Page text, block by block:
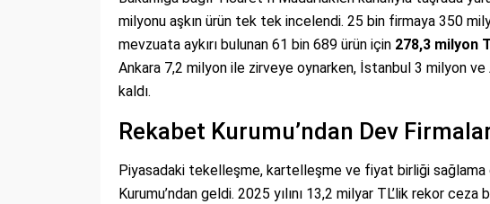
milyonu aşkın ürün tek tek incelendi. 25 bin firmaya 350
mevzuata aykırı bulunan 61 bin 689 ürün için 278,3 milyon
Ankara 7,2 milyon ile zirveye oynarken, İstanbul 3 milyon
kaldı.
Rekabet Kurumu’ndan Dev
Piyasadaki tekelleşme, kartelleşme ve fiyat birliği sağlama
Kurumu’ndan geldi. 2025 yılını 13,2 milyar TL’lik rekor